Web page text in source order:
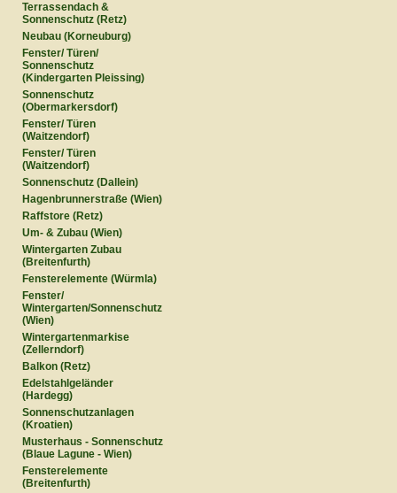
Terrassendach &
Sonnenschutz (Retz)
Neubau (Korneuburg)
Fenster/ Türen/
Sonnenschutz
(Kindergarten Pleissing)
Sonnenschutz
(Obermarkersdorf)
Fenster/ Türen
(Waitzendorf)
Fenster/ Türen
(Waitzendorf)
Sonnenschutz (Dallein)
Hagenbrunnerstraße (Wien)
Raffstore (Retz)
Um- & Zubau (Wien)
Wintergarten Zubau
(Breitenfurth)
Fensterelemente (Würmla)
Fenster/
Wintergarten/Sonnenschutz
(Wien)
Wintergartenmarkise
(Zellerndorf)
Balkon (Retz)
Edelstahlgeländer
(Hardegg)
Sonnenschutzanlagen
(Kroatien)
Musterhaus - Sonnenschutz
(Blaue Lagune - Wien)
Fensterelemente
(Breitenfurth)